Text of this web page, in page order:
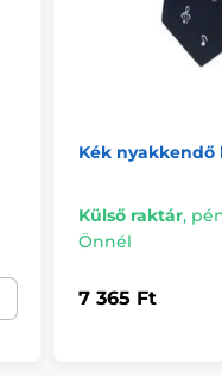
Kék
Külső raktár,
Önnél
7 365 Ft